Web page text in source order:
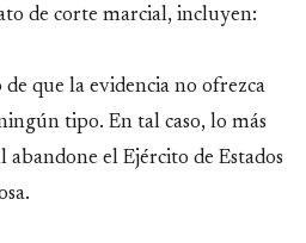
de corte marcial, incluyen:
de que la evidencia no ofrezca
tipo. En tal caso, lo más
el Ejército de Estados